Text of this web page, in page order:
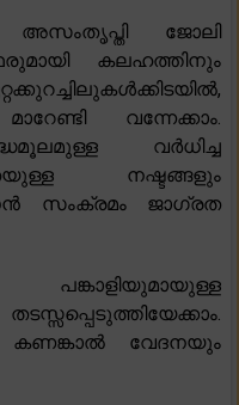
അസംതൃപ്തി ജോലി
കലഹത്തിനും
വന്നേക്കാം.
വർധിച്ച
നഷ്ടങ്ങളും
സംക്രമം ജാഗ്രത
പങ്കാളിയുമായുള്ള
വേദനയും